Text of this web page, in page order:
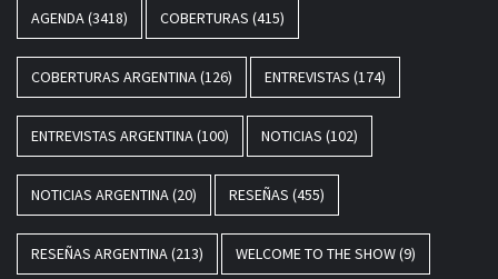
AGENDA(3418) COBERTURAS (415)
COBERTURAS ARGENTINA(126) ENTREVISTAS (174)
ENTREVISTAS ARGENTINA(100) NOTICIAS (102)
NOTICIAS ARGENTINA(20) RESEÑAS (455)
RESEÑAS ARGENTINA(213) WELCOME TO THE SHOW(9)